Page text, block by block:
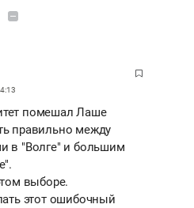
помешал Лаше
правильно между
в "Волге" и большим
выборе.
этот ошибочный